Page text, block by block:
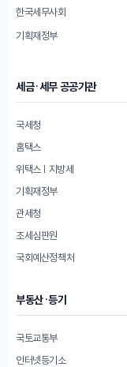
한국세무사회
기획재정부
세금·세무 공공기관
국세청
홈택스
위택스 | 지방세
기획재정부
관세청
조세심판원
국회예산정책처
부동산·등기
국토교통부
인터넷등기소